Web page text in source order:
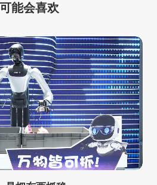
能会喜欢